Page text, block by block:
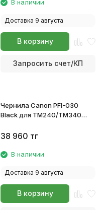
В наличии
Доставка 9 августа
В корзину
Запросить счет/КП
Чернила Canon PFI-030
Black для TM240/TM340
38 960 тг
В наличии
Доставка 9 августа
В корзину